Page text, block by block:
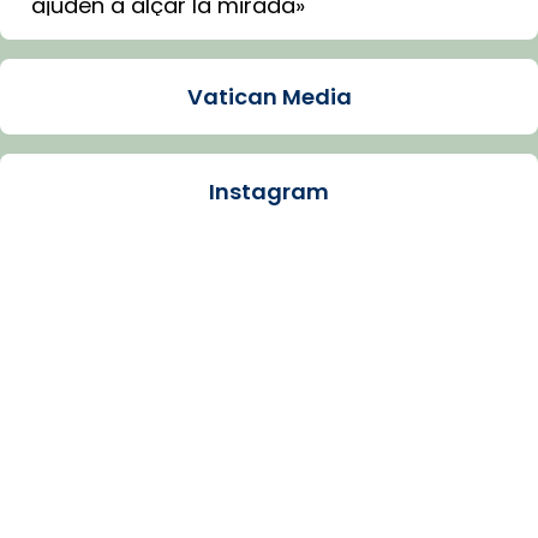
Mons. Sergi Gordo, bisbe de Tortosa, ha
Santes de Mataró.
🔗tinyurl.com/cvu5jmbk
Vatican Media
Instagram